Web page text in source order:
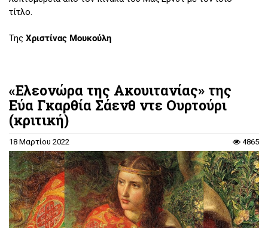
τίτλο.
Της Χριστίνας Μουκούλη
«Ελεονώρα της Ακουιτανίας» της
Εύα Γκαρθία Σάενθ ντε Ουρτούρι
(κριτική)
18 Μαρτίου 2022 4865